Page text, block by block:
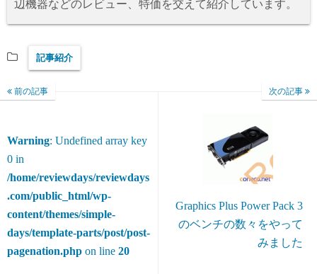
辺機器などのレビュー、特価を交えて紹介しています。
記事紹介
前の記事
Warning: Undefined array key
0 in
/home/reviewdays/reviewdays
.com/public_html/wp-
content/themes/simple-
days/template-parts/post/post-
pagenation.php on line 20
次の記事
Graphics Plus Power Pack 3
のベンチの数々をやって
みました